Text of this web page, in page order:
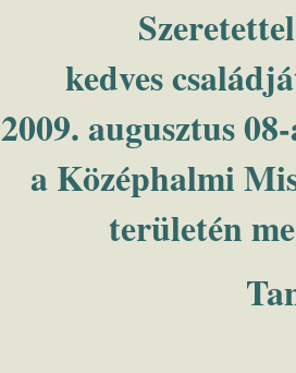
kedves
2009. augusztus
a Középhalmi
területén